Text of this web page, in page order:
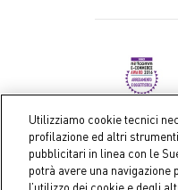
Coin S.p.A.
Utilizziamo cookie tecnici
profilazione ed altri
pubblicitari in linea con le
potrà avere una